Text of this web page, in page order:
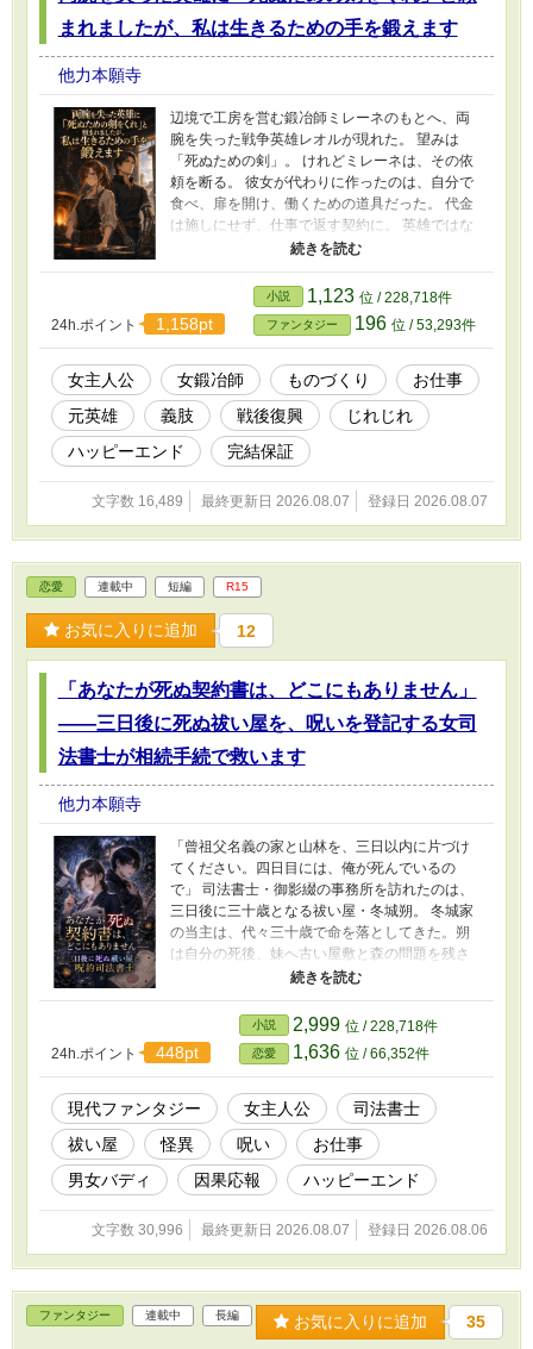
まれましたが、私は生きるための手を鍛えます
他力本願寺
辺境で工房を営む鍛冶師ミレーネのもとへ、両
腕を失った戦争英雄レオルが現れた。 望みは
「死ぬための剣」。 けれどミレーネは、その依
頼を断る。 彼女が代わりに作ったのは、自分で
食べ、扉を開け、働くための道具だった。 代金
は施しにせず、仕事で返す契約に。 英雄ではな
く一人の働き手として工房に残ったレオルと、
誰にも頼れず工房を抱えてきたミレーネは、少
しずつ対等な居場所と恋を育てていく。 しかし
国家は、レオルの身体を再び戦場へ戻し、ミレ
ーネの技術を所有しようとする。 剣を鍛えない
女職人と、昔の英雄ではない男が、仲間と記録
と“戦わない道具”で、自分たちの明日を取り戻す
物語。 ※シリアスあり／恋愛は一途／ハッピー
エンド／全60話完結
24h.ポイント 1,158pt
小説 1,123 位 / 228,718件
ファンタジー 196 位 / 53,293件
女主人公 女鍛冶師 ものづくり
お仕事
元英雄
義肢 戦後復興
じれじれ
ハッピーエンド
完結保証
文字数 16,489 最終更新日 2026.08.07 登録日 2026.08.07
恋愛 連載中 短編 R15
お気に入りに追加 12
「あなたが死ぬ契約書は、どこにもありません」
――三日後に死ぬ祓い屋を、呪いを登記する女司
法書士が相続手続で救います
他力本願寺
「曾祖父名義の家と山林を、三日以内に片づけ
てください。四日目には、俺が死んでいるの
で」 司法書士・御影綴の事務所を訪れたのは、
三日後に三十歳となる祓い屋・冬城朔。 冬城家
の当主は、代々三十歳で命を落としてきた。朔
は自分の死後、妹へ古い屋敷と森の問題を残さ
ないため、放置されていた相続登記を依頼しに
来たのだ。 人間と怪異の果たされなかった約束
を「呪約」として読み、登記できる綴が朔の背
後に浮かぶ契約を確認すると、そこにあったの
は「命の回収」ではなく、「貸与霊力の返還」
という文字だった。 あなたが死ぬと書いてある
契約書は、どこにもない。 真相を調べるため、
綴は危険を承知で呪約を仮登記する。だが空欄
にしたはずの次順位承継人は、朔の妹・澪の名
前で埋められてしまった。 助けるための手続き
が、別の人間を次の債務者にした。 自らの判断
に責任を負うため、綴は呪いを自分の身体へ移
し、朔の父が二十年前に残した戸籍、未提出書
類、森の登記記録をたどっていく。 やがて明ら
なく、冬城家が怪異から借りた力を私物化した
結果だったという事実。 一人を差し出せば、町
は守られる。 そう主張する一族の管理者に、綴
24h.ポイント 448pt
小説 2,999 位 / 228,718件
恋愛 1,636 位 / 66,352件
現代ファンタジー 女主人公
司法書士
祓い屋
怪異 呪い
お仕事
男女バディ
因果応報 ハッピーエンド
文字数 30,996 最終更新日 2026.08.07 登録日 2026.08.06
ファンタジー 連載中 長編 お気に入りに追加 35